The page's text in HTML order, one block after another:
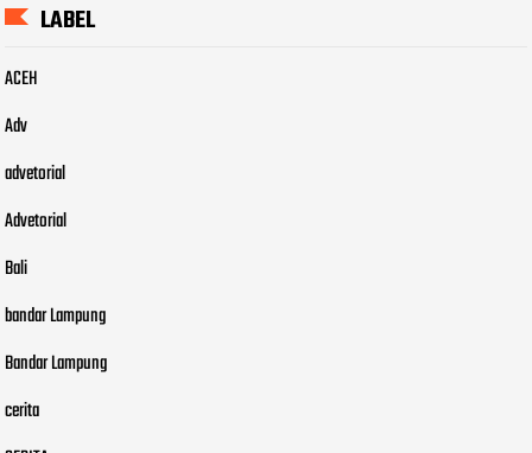
LABEL
ACEH
Adv
advetorial
Advetorial
Bali
bandar Lampung
Bandar Lampung
cerita